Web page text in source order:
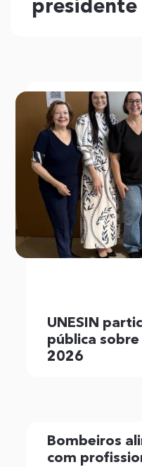
presidente
UNESIN
pública sobre
2026
Bombeiros
com